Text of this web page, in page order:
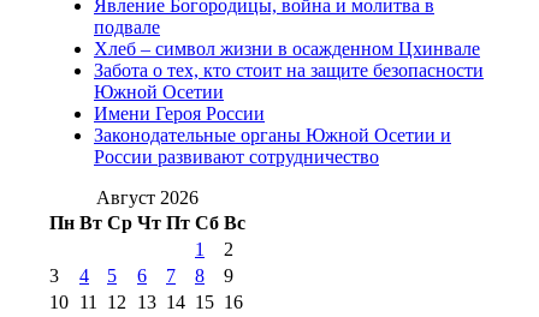
(15)№98 1 августа 2015 г
августа 2016 г(10)№98 5 июля 2014 г(10)
№98 8 августа 2013 г
августа 2012 г(14) №98+99 11 июля
2017 г(9)
№99 4 августа
2016 г(12) №99 8 июля 2014 г
августа 2012 г(11)
августа 2013 г
(12)
Явление Богородицы, война и молитва в
подвале
Хлеб – символ жизни в осажденном Цхинвале
Забота о тех, кто стоит на защите безопасности
Южной Осетии
Имени Героя России
Законодательные органы Южной Осетии и
России развивают сотрудничество
Август 2026
Пн Вт Ср Чт Пт Сб Вс
1
2
3
4 5 6 7 8
9
10 11 12 13 14 15 16